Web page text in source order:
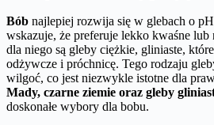
Bób najlepiej rozwija się w glebach o
wskazuje, że preferuje lekko kwaśne lub
dla niego są gleby ciężkie, gliniaste,
odżywcze i próchnicę. Tego rodzaju
wilgoć, co jest niezwykle istotne dla
Mady, czarne ziemie oraz gleby
doskonałe wybory dla bobu.